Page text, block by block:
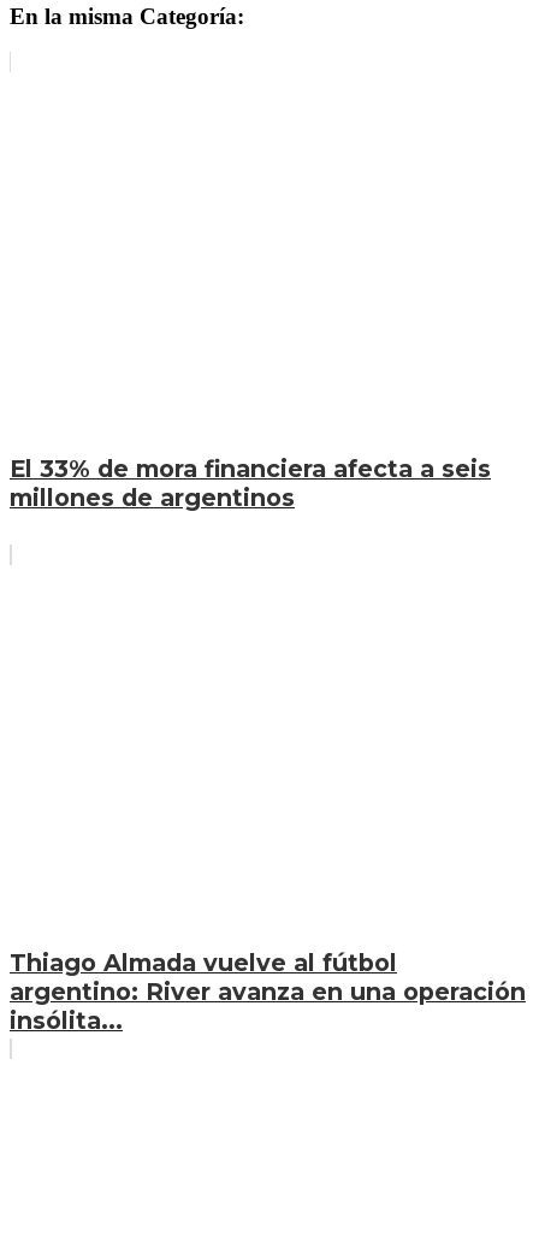
En la misma Categoría:
El 33% de mora financiera afecta a seis
millones de argentinos
Thiago Almada vuelve al fútbol
argentino: River avanza en una operación
insólita...